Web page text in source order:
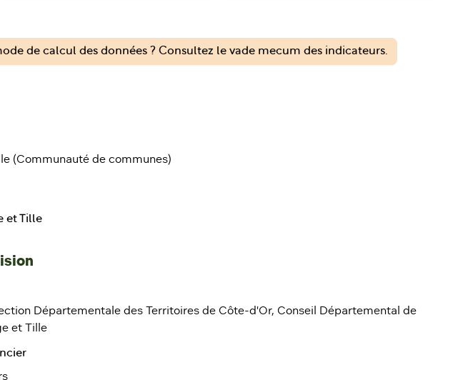
de calcul des données ? Consultez le vade mecum des indicateurs.
(Communauté de communes)
et Tille
Départementale des Territoires de Côte-d'Or, Conseil Départemental de
et Tille